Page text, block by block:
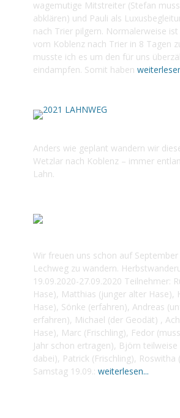
wagemutige Mitstreiter (Stefan
abklären) und Pauli als
nach Trier pilgern. Normalerweise
vom Koblenz nach Trier in 8 Tagen
musste ich es um den für uns
eindampfen. Somit haben
Anders wie geplant wandern wir
Wetzlar nach Koblenz – immer
Lahn.
Wir freuen uns schon auf
Lechweg zu wandern.
19.09.2020-27.09.2020 Teilnehmer:
Hase), Matthias (junger alter Hase),
Hase), Sönke (erfahren), Andreas
erfahren), Michael (der Geodät) ,
Hase), Marc (Frischling), Fedor
Jahr schon ertragen), Björn
dabei), Patrick (Frischling), Roswitha
Samstag 19.09.: weiterlesen...